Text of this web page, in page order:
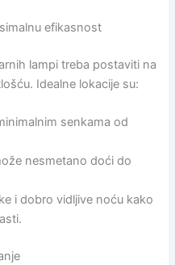
efikasnost
lampi treba postaviti na
Idealne lokacije su:
senkama od
nesmetano doći do
i dobro vidljive noću kako